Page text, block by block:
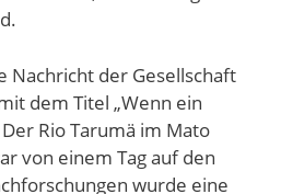
Nachricht der Gesellschaft
dem Titel „Wenn ein
Rio Tarumä im Mato
von einem Tag auf den
wurde eine